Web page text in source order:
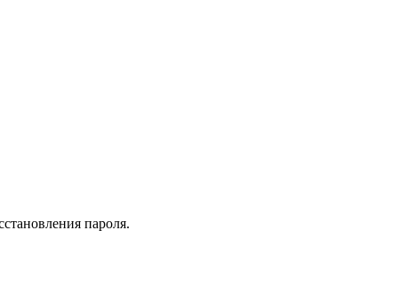
пароля.